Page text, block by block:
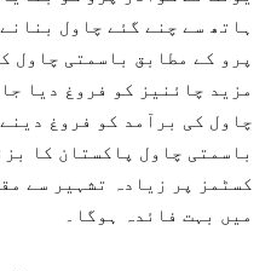
ہاتھ سے چنے گئے چاول
پرو کے مطابق باسمتی چاول
مزید چائنیز کو فروغ دیا
چاول کی برآمد کو فروغ
باسمتی چاول پاکستان کا
کسٹمز پر زیادہ تشہیر سے
میں بہت فائدہ ہوگا۔